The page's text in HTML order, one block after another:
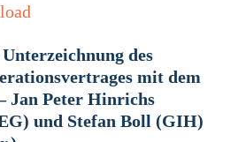
des
mit dem
Jan Peter Hinrichs
und Stefan Boll (GIH)